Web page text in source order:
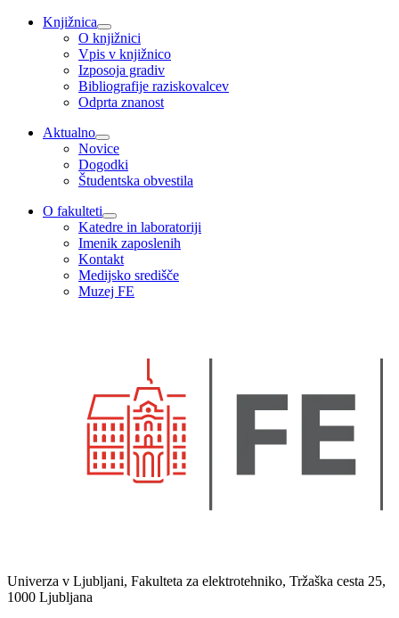
Knjižnica
O knjižnici
Vpis v knjižnico
Izposoja gradiv
Bibliografije raziskovalcev
Odprta znanost
Aktualno
Novice
Dogodki
Študentska obvestila
O fakulteti
Katedre in laboratoriji
Imenik zaposlenih
Kontakt
Medijsko središče
Muzej FE
Univerza v Ljubljani, Fakulteta za elektrotehniko, Tržaška cesta 25,
1000 Ljubljana